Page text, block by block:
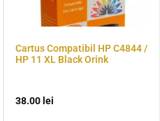
Cartus Compatibil HP C4844 /
HP 11 XL Black Orink
38.00 lei